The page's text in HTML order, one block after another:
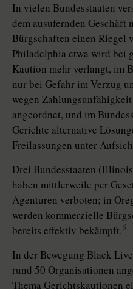
In vielen Bundesstaaten
dem ausufernden Geschäft
Bürgschaften einen Riegel
Philadelphia etwa wird bei
Kaution mehr verlangt, im
nur bei Gefahr im Verzug
wegen
angeordnet, und im
Gerichte alternative
Freilassungen unter
Drei Bundesstaaten
haben mittlerweile per
Agenturen verboten; in
werden kommer­ziel­le
bereits effektiv bekämpft.8
In der Bewegung Black
rund 50 Organisationen
Thema Gerichtskautionen